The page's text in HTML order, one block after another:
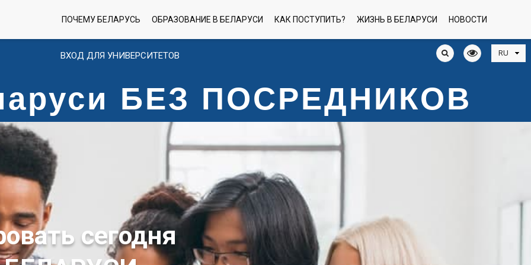
ВХОД ДЛЯ УНИВЕРСИТЕТОВ
ПОЧЕМУ БЕЛАРУСЬ ОБРАЗОВАНИЕ В БЕЛАРУСИ КАК ПОСТУПИТЬ? ЖИЗНЬ В БЕЛАРУСИ НОВОСТИ
БЕЗ ПОСРЕДНИКОВ
сегодня